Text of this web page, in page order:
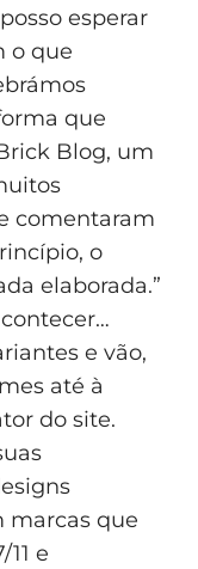
esperar
o que
que
Blog, um
comentaram
o
elaborada.”
e vão,
até à
do site.
marcas que
e